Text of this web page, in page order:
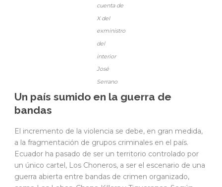
cuenta de
X del
exministro
del
interior
José
Serrano
Un país sumido en la guerra de
bandas
El incremento de la violencia se debe, en gran medida,
a la fragmentación de grupos criminales en el país.
Ecuador ha pasado de ser un territorio controlado por
un único cartel, Los Choneros, a ser el escenario de una
guerra abierta entre bandas de crimen organizado,